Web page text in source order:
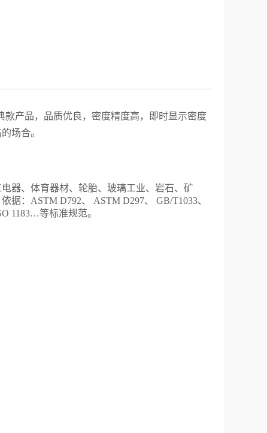
款产品，品质优良，密度精度高，即时显示密度
场合。
电器、体育器材、轮胎、玻璃工业、 岩石、矿
依据：ASTM D792、 ASTM D297、 GB/T1033、
1183…等标准规范。